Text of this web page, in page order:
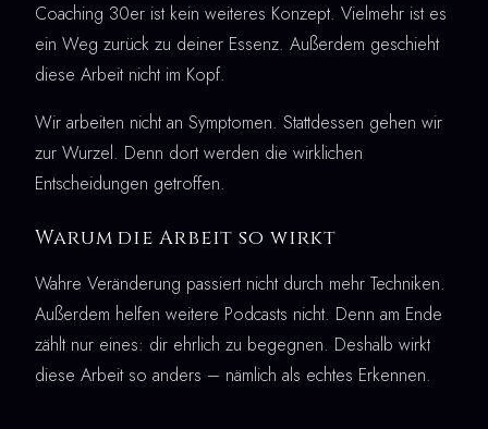
Coaching 30er ist kein weiteres Konzept. Vielmehr ist es
ein Weg zurück zu deiner Essenz. Außerdem geschieht
diese Arbeit nicht im Kopf.
Wir arbeiten nicht an Symptomen. Stattdessen gehen wir
zur Wurzel. Denn dort werden die wirklichen
Entscheidungen getroffen.
Warum die Arbeit so wirkt
Wahre Veränderung passiert nicht durch mehr Techniken.
Außerdem helfen weitere Podcasts nicht. Denn am Ende
zählt nur eines: dir ehrlich zu begegnen. Deshalb wirkt
diese Arbeit so anders – nämlich als echtes Erkennen.